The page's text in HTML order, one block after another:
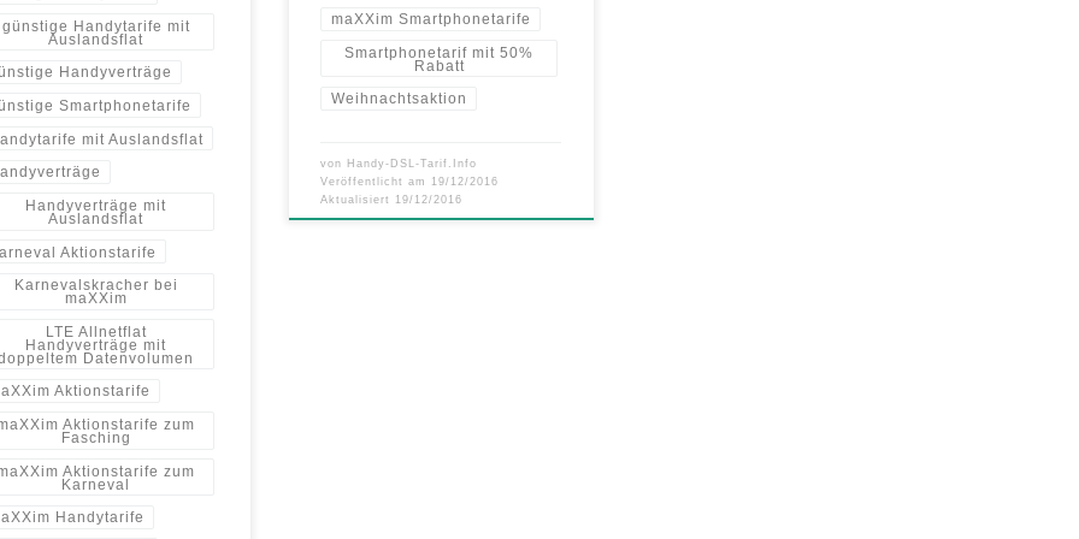
günstige Handytarife mit
Auslandsflat
Handyverträge
Smartphonetarife
mit Auslandsflat
Handyverträge mit
Auslandsflat
Aktionstarife
Karnevalskracher bei
maXXim
LTE Allnetflat
Handyverträge mit
Datenvolumen
Aktionstarife
Aktionstarife zum
Fasching
Aktionstarife zum
Karneval
Handytarife
maXXim Smartphonetarife
Smartphonetarif mit 50%
Rabatt
Weihnachtsaktion
von Handy-DSL-Tarif.Info
Veröffentlicht am 19/12/2016
Aktualisiert 19/12/2016